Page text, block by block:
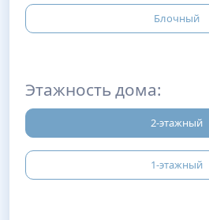
Блочный
Этажность дома:
2-этажный
1-этажный